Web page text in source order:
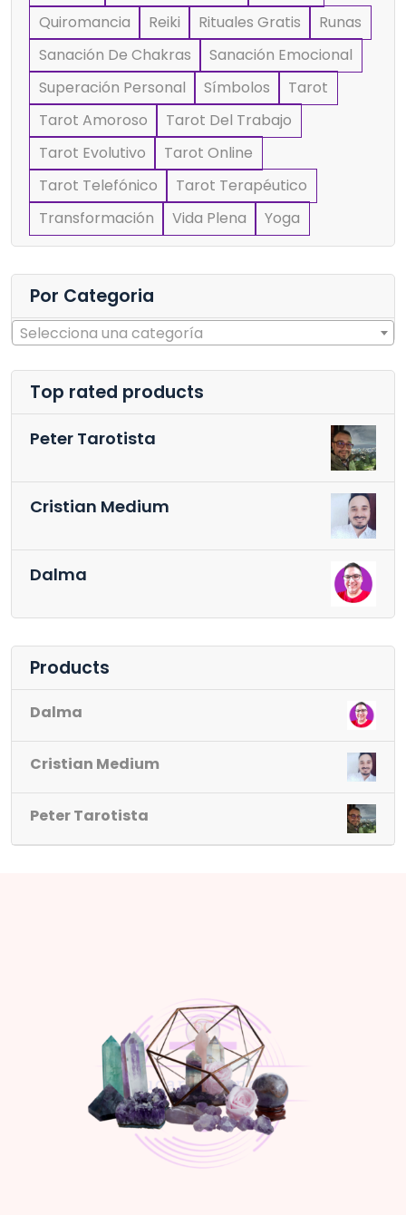
Quiromancia
Reiki Rituales Gratis
Runas
Sanación De Chakras
Sanación Emocional
Superación Personal
Símbolos
Tarot
Tarot Amoroso
Tarot Del Trabajo
Tarot Evolutivo
Tarot Online
Tarot Telefónico
Tarot Terapéutico
Transformación
Vida Plena Yoga
Por Categoria
Selecciona una categoría
Top rated products
Peter Tarotista
Cristian Medium
Dalma
Products
Dalma
Cristian Medium
Peter Tarotista